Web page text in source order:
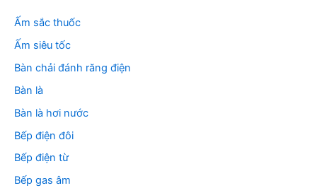
m
Ấm sắc thuốc
Ấm siêu tốc
Bàn chải đánh răng điện
Bàn là
Bàn là hơi nước
Bếp điện đôi
Bếp điện từ
Bếp gas âm